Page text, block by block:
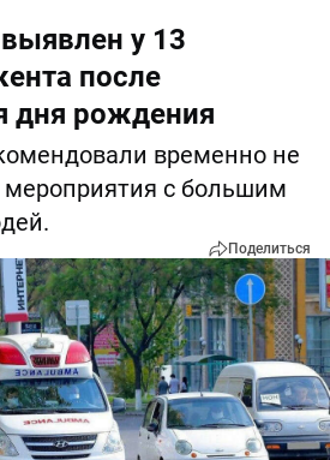
у 13
после
дня рождения
временно не
мероприятия с большим
Поделиться